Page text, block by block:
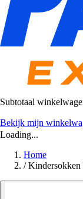
Subtotaal
Bekijk mijn
Loading...
Home
/